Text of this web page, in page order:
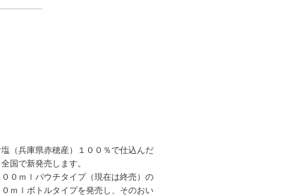
（兵庫県赤穂産）１００％で仕込んだ
国で新発売します。
００ｍｌパウチタイプ（現在は終売）の
ｍｌボトルタイプを発売し、そのおい